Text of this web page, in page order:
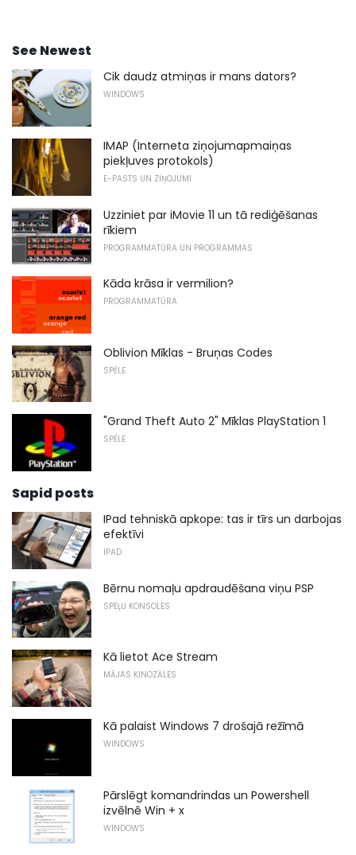
See Newest
Cik daudz atmiņas ir mans dators?
WINDOWS
IMAP (Interneta ziņojumapmaiņas
piekļuves protokols)
E-PASTS UN ZIŅOJUMI
Uzziniet par iMovie 11 un tā rediģēšanas
rīkiem
PROGRAMMATŪRA UN PROGRAMMAS
Kāda krāsa ir vermilion?
PROGRAMMATŪRA
Oblivion Mīklas - Bruņas Codes
SPĒLE
"Grand Theft Auto 2" Mīklas PlayStation 1
SPĒLE
Sapid posts
IPad tehniskā apkope: tas ir tīrs un darbojas
efektīvi
IPAD
Bērnu nomaļu apdraudēšana viņu PSP
SPĒĻU KONSOLES
Kā lietot Ace Stream
MĀJAS KINOZĀLES
Kā palaist Windows 7 drošajā režīmā
WINDOWS
Pārslēgt komandrindas un Powershell
izvēlnē Win + x
WINDOWS